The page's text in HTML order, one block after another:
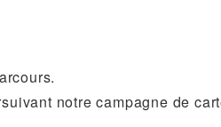
notre campagne de